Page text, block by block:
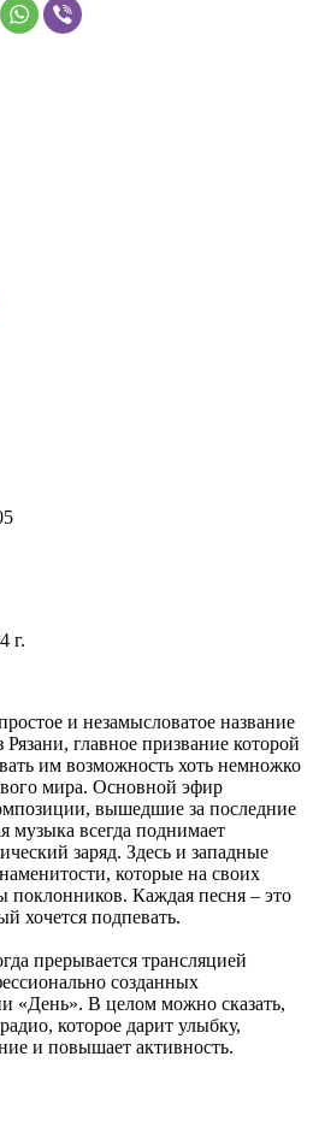
г.
и незамысловатое название
главное призвание которой
им возможность хоть немножко
мира. Основной эфир
вышедшие за последние
музыка всегда поднимает
заряд. Здесь и западные
которые на своих
поклонников. Каждая песня – это
хочется подпевать.
прерывается трансляцией
созданных
«День». В целом можно сказать,
которое дарит улыбку,
и повышает активность.